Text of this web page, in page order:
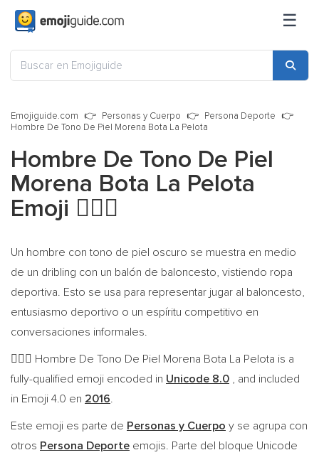
☰
Emojiguide.com Personas y Cuerpo
Persona Deporte
Hombre De Tono De Piel Morena Bota La Pelota
Hombre De Tono De Piel
Morena Bota La Pelota
Emoji ⛹🏿‍♂️
Un hombre con tono de piel oscuro se muestra en medio
de un dribling con un balón de baloncesto, vistiendo ropa
deportiva. Esto se usa para representar jugar al baloncesto,
entusiasmo deportivo o un espíritu competitivo en
conversaciones informales.
⛹🏿‍♂️ Hombre De Tono De Piel Morena Bota La Pelota is a
fully-qualified emoji encoded in Unicode 8.0 , and included
in Emoji 4.0 en 2016.
Este emoji es parte de Personas y Cuerpo y se agrupa con
otros Persona Deporte emojis. Parte del bloque Unicode